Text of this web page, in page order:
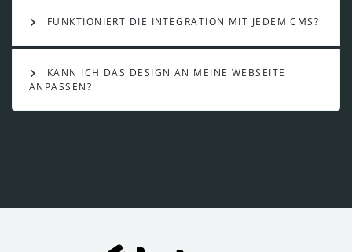
FUNKTIONIERT DIE INTEGRATION MIT JEDEM CMS?
KANN ICH DAS DESIGN AN MEINE WEBSEITE
ANPASSEN?